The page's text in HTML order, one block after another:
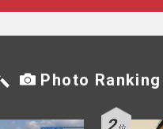
Photo Ranking